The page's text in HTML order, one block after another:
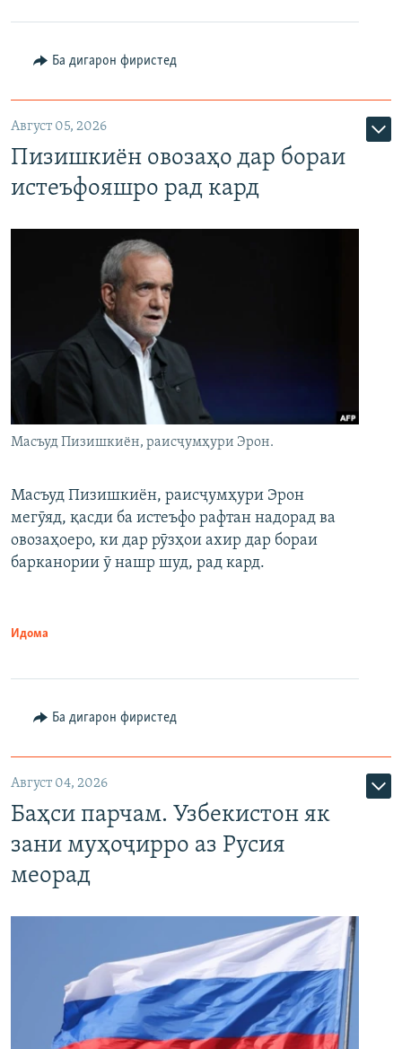
Ба дигарон фиристед
Август 05, 2026
Пизишкиён овозаҳо дар бораи
истеъфояшро рад кард
Масъуд Пизишкиён, раисҷумҳури Эрон.
Масъуд Пизишкиён, раисҷумҳури Эрон
мегӯяд, қасди ба истеъфо рафтан надорад ва
овозаҳоеро, ки дар рӯзҳои ахир дар бораи
барканории ӯ нашр шуд, рад кард.
Идома
Ба дигарон фиристед
Август 04, 2026
Баҳси парчам. Узбекистон як
зани муҳоҷирро аз Русия
меорад